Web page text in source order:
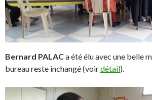
Bernard PALACa été élu avec une belle
bureau reste inchangé (voirdétail).